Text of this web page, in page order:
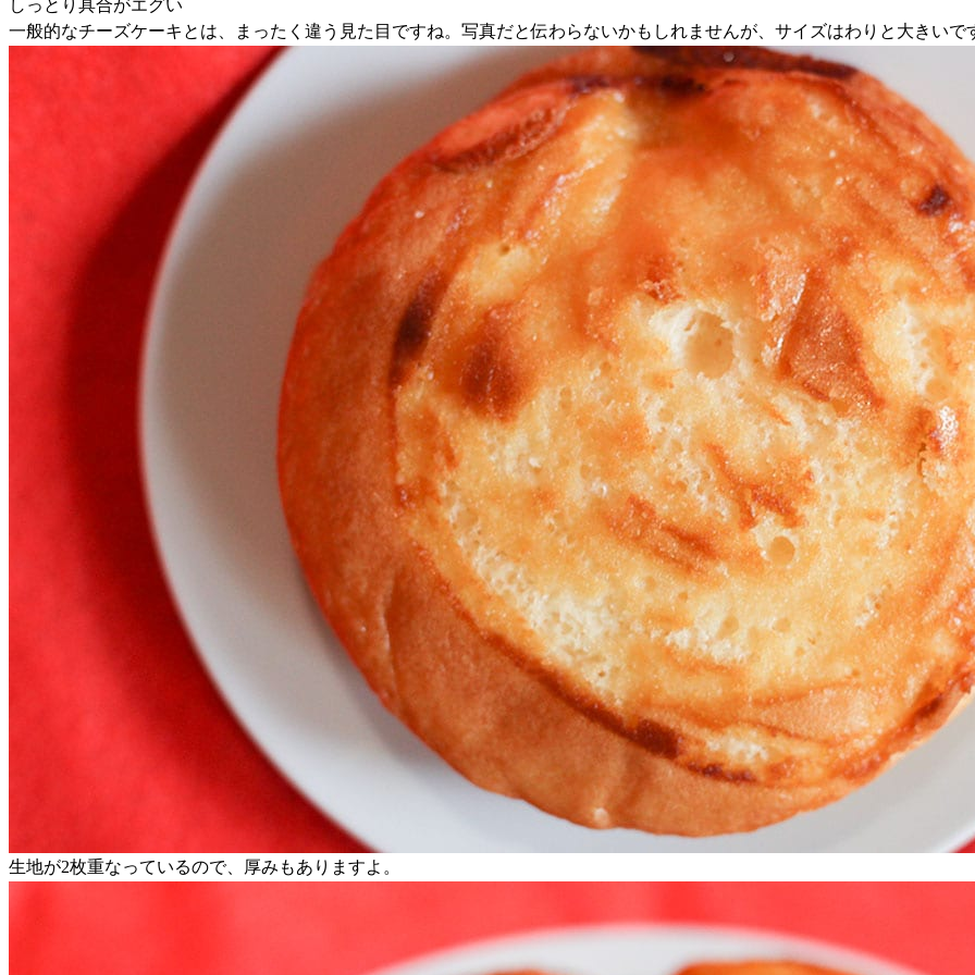
しっとり具合がエグい
一般的なチーズケーキとは、まったく違う見た目ですね。写真だと伝わらないかもしれませんが、サイズはわりと大きいで
生地が2枚重なっているので、厚みもありますよ。